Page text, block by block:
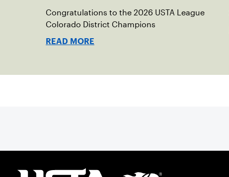
Congratulations to the 2026 USTA League
Colorado District Champions
READ MORE